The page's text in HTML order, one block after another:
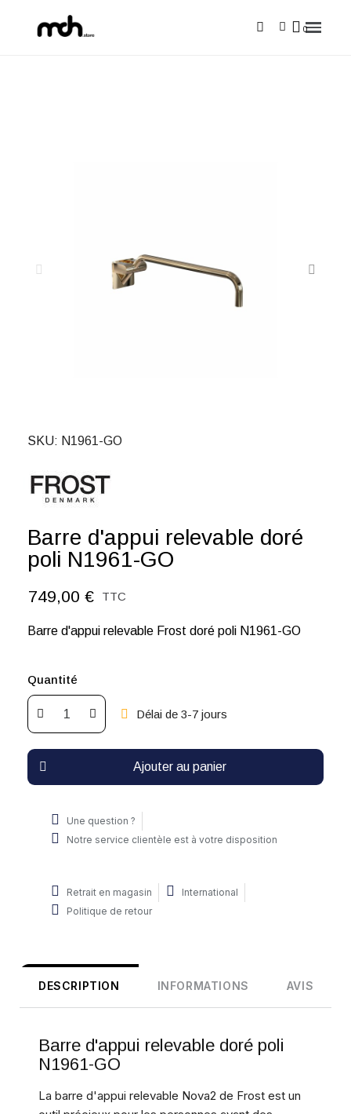
SKU N1961-GO
Barre d'appui relevable doré
poli N1961-GO
749,00 € TTC
Barre d'appui relevable Frost doré poli N1961-GO
Quantité
Délai de 3-7 jours
Ajouter au panier
Une question ?
Notre service clientèle est à votre disposition
Retrait en magasin
International
Politique de retour
DESCRIPTION INFORMATIONS AVIS
Barre d'appui relevable doré poli
N1961-GO
La barre d'appui relevable Nova2 de Frost est un